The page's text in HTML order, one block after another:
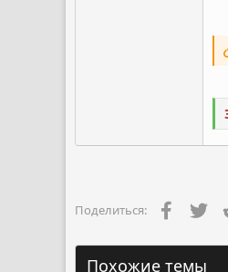
Поделиться:
Похожие темы